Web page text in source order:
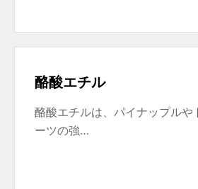
酪酸エチル
酪酸エチルは、パイナップルや
ーツの強…